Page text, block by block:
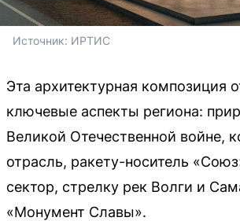
Источник: ИРТИС
Эта архитектурная композиция
ключевые аспекты региона:
Великой Отечественной войне,
отрасль, ракету-носитель
сектор, стрелку рек Волги и
«Монумент Славы».